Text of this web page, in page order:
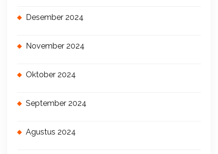
Desember 2024
November 2024
Oktober 2024
September 2024
Agustus 2024